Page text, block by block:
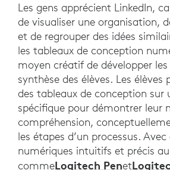
Les gens apprécient LinkedIn,
de visualiser une organisation,
et de regrouper des idées
les tableaux de conception
moyen créatif de développer
synthèse des élèves. Les élèves
des tableaux de conception sur
spécifique pour démontrer leur
compréhension,
les étapes d’un processus.
numériques intuitifs et précis
commeLogitech Penet